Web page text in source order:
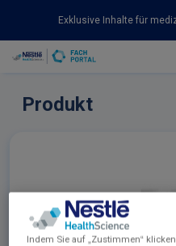
Exklusive Inhalte für
Produkt
Indem Sie auf „Zustimmen“